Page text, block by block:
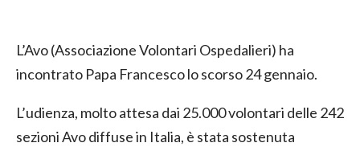
L’Avo (Associazione Volontari Ospedalieri) ha
incontrato Papa Francesco lo scorso 24 gennaio.
L’udienza, molto attesa dai 25.000 volontari delle 242
sezioni Avo diffuse in Italia, è stata sostenuta